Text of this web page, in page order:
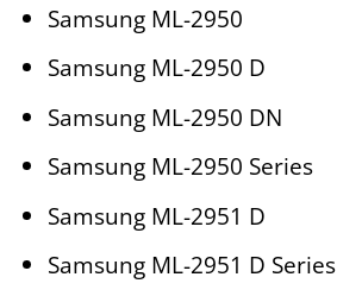
Samsung ML-2950
Samsung ML-2950 D
Samsung ML-2950 DN
Samsung ML-2950 Series
Samsung ML-2951 D
Samsung ML-2951 D Series